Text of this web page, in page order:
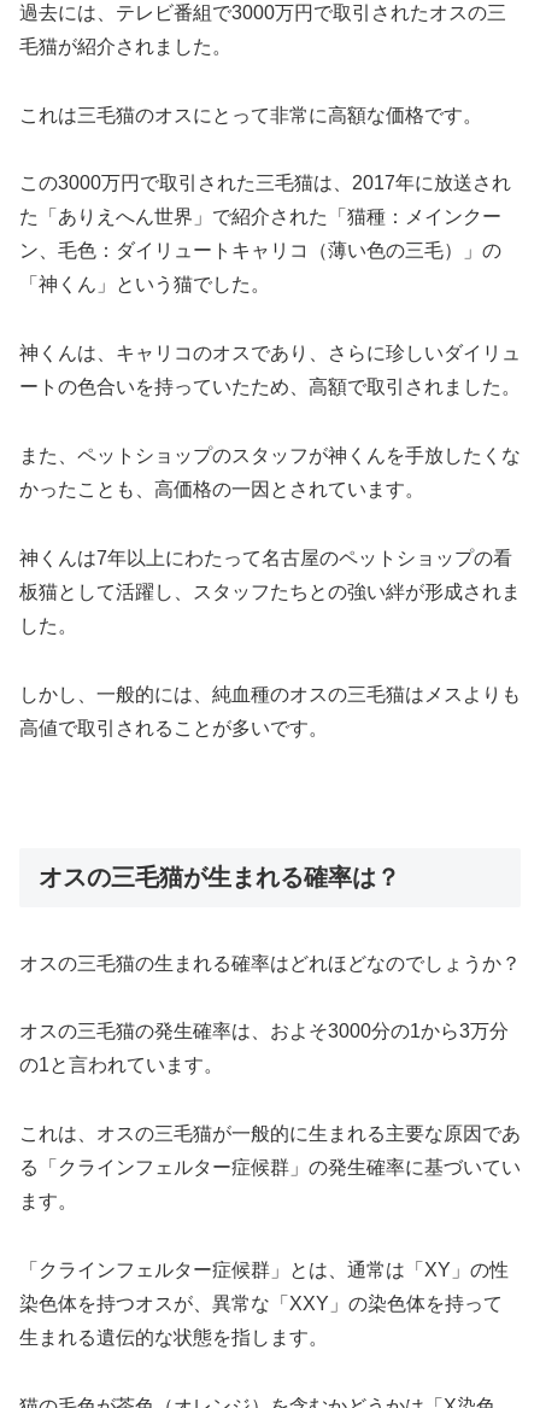
過去には、テレビ番組で3000万円で取引されたオスの三
毛猫が紹介されました。
これは三毛猫のオスにとって非常に高額な価格です。
この3000万円で取引された三毛猫は、2017年に放送され
た「ありえへん世界」で紹介された「猫種：メインクー
ン、毛色：ダイリュートキャリコ（薄い色の三毛）」の
「神くん」という猫でした。
神くんは、キャリコのオスであり、さらに珍しいダイリュ
ートの色合いを持っていたため、高額で取引されました。
また、ペットショップのスタッフが神くんを手放したくな
かったことも、高価格の一因とされています。
神くんは7年以上にわたって名古屋のペットショップの看
板猫として活躍し、スタッフたちとの強い絆が形成されま
した。
しかし、一般的には、純血種のオスの三毛猫はメスよりも
高値で取引されることが多いです。
オスの三毛猫が生まれる確率は？
オスの三毛猫の生まれる確率はどれほどなのでしょうか？
オスの三毛猫の発生確率は、およそ3000分の1から3万分
の1と言われています。
これは、オスの三毛猫が一般的に生まれる主要な原因であ
る「クラインフェルター症候群」の発生確率に基づいてい
ます。
「クラインフェルター症候群」とは、通常は「XY」の性
染色体を持つオスが、異常な「XXY」の染色体を持って
生まれる遺伝的な状態を指します。